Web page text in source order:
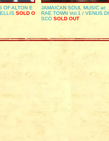
OF ALTON E
SOLD O
JAMAICAN SOUL MUSIC at:
RAE TOWN Vol.1 / VENUS DI
SCO SOLD OUT